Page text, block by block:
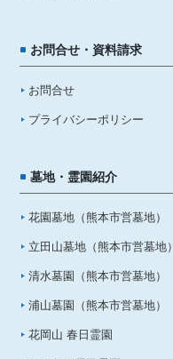
お問合せ・資料請求
お問合せ
プライバシーポリシー
墓地・霊園紹介
花園墓地（熊本市営墓地）
立田山墓地（熊本市営墓地）
清水墓園（熊本市営墓地）
浦山墓園（熊本市営墓地）
花岡山 春日霊園